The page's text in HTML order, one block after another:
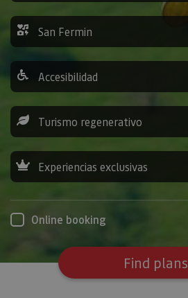
San Fermin
Accesibilidad
Turismo regenerativo
Experiencias exclusivas
Online booking
Find plans